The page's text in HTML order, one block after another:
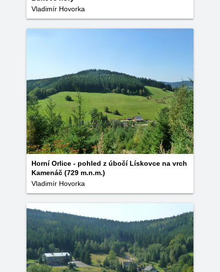
Vladimír Hovorka
Horní Orlice - pohled z úbočí Lískovce na vrch
Kamenáč (729 m.n.m.)
Vladimír Hovorka